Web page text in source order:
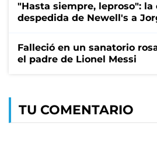
"Hasta siempre, leproso": la
despedida de Newell's a
Falleció en un sanatorio
el padre de Lionel Messi
TU COMENTARIO